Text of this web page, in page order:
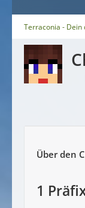
Terraconia -
Über den
1